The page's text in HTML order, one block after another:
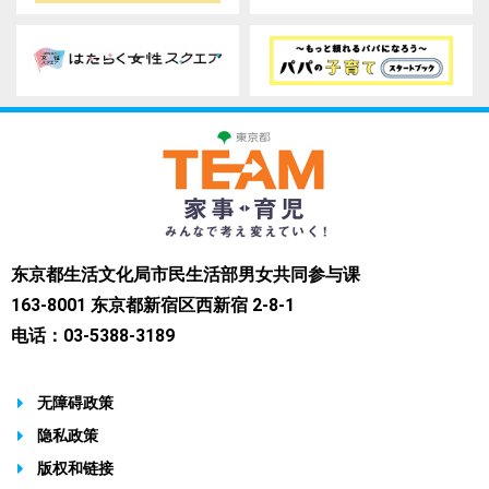
东京都生活文化局市民生活部男女共同参与课
163-8001 东京都新宿区西新宿 2-8-1
电话：03-5388-3189
无障碍政策
隐私政策
版权和链接